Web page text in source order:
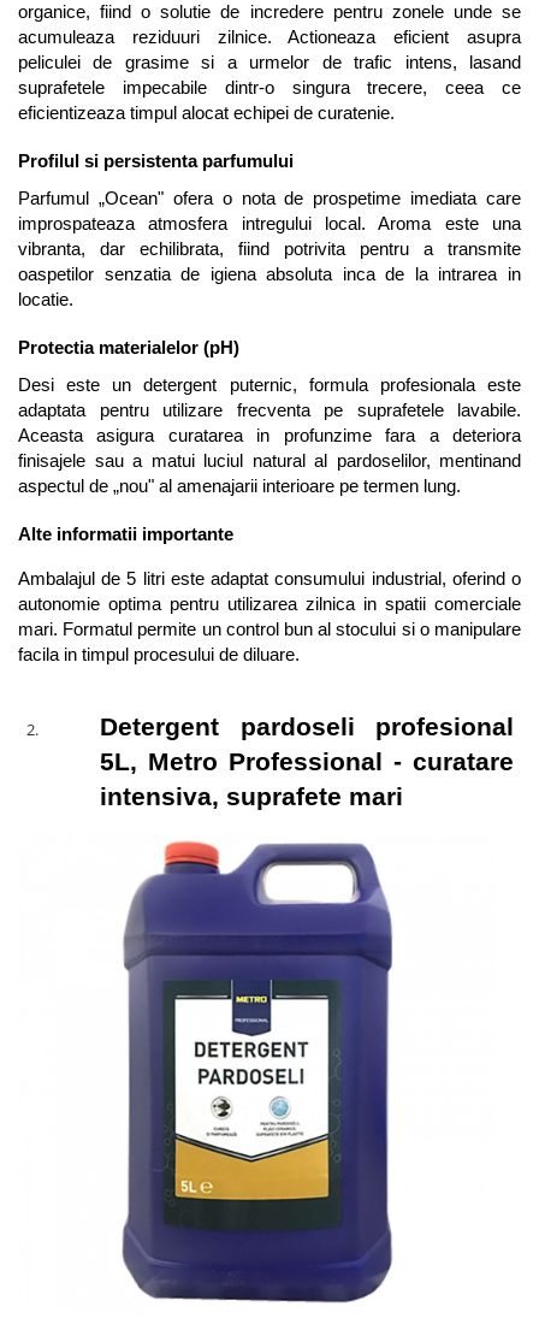
organice, fiind o solutie de incredere pentru zonele unde se
acumuleaza reziduuri zilnice. Actioneaza eficient asupra
peliculei de grasime si a urmelor de trafic intens, lasand
suprafetele impecabile dintr-o singura trecere, ceea ce
eficientizeaza timpul alocat echipei de curatenie.
Profilul si persistenta parfumului
Parfumul „Ocean" ofera o nota de prospetime imediata care
improspateaza atmosfera intregului local. Aroma este una
vibranta, dar echilibrata, fiind potrivita pentru a transmite
oaspetilor senzatia de igiena absoluta inca de la intrarea in
locatie.
Protectia materialelor (pH)
Desi este un detergent puternic, formula profesionala este
adaptata pentru utilizare frecventa pe suprafetele lavabile.
Aceasta asigura curatarea in profunzime fara a deteriora
finisajele sau a matui luciul natural al pardoselilor, mentinand
aspectul de „nou" al amenajarii interioare pe termen lung.
Alte informatii importante
Ambalajul de 5 litri este adaptat consumului industrial, oferind o
autonomie optima pentru utilizarea zilnica in spatii comerciale
mari. Formatul permite un control bun al stocului si o manipulare
facila in timpul procesului de diluare.
Detergent pardoseli profesional
5L, Metro Professional - curatare
intensiva, suprafete mari